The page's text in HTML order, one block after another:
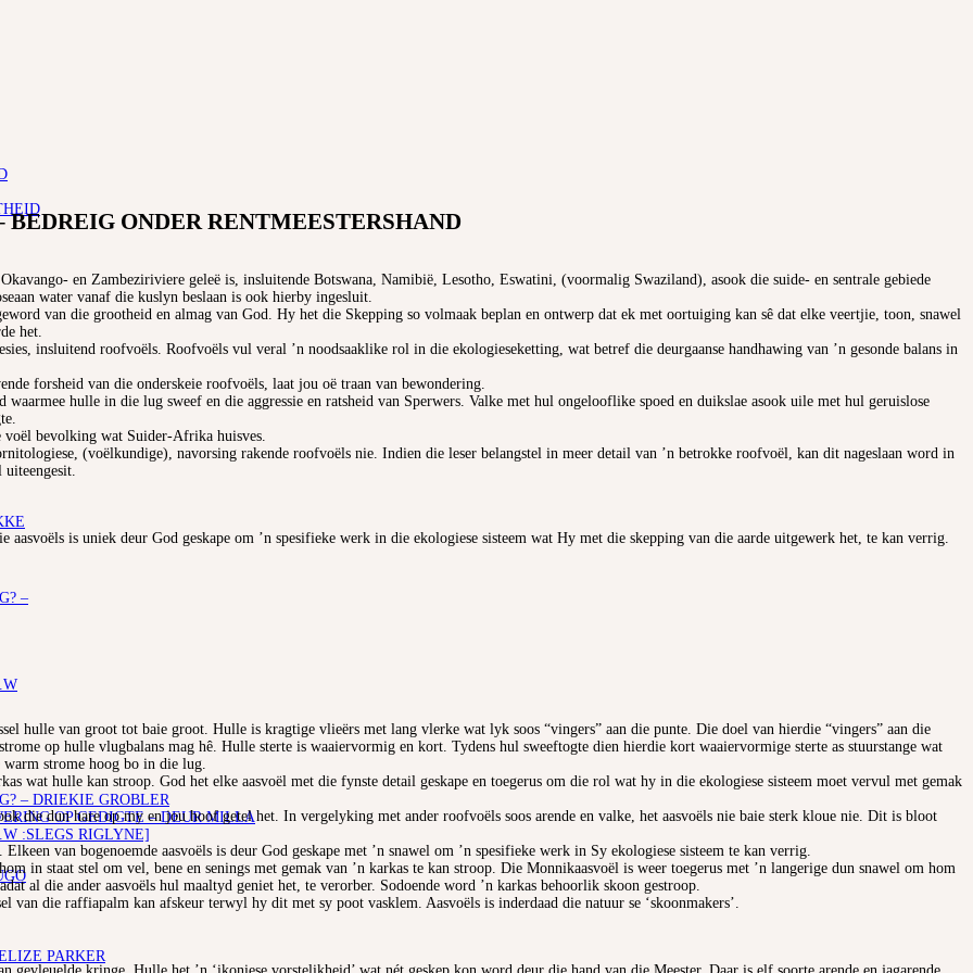
–
– DRIEKIE GROBLER
OP GEDIGTE – DEUR MILLA
:SLEGS RIGLYNE]
PARKER
ONDER RENTMEESTERSHAND
en Zambeziriviere geleë is, insluitende Botswana, Namibië, Lesotho, Eswatini, (voormalig Swaziland), asook die suide- en sentrale gebiede
water vanaf die kuslyn beslaan is ook hierby ingesluit.
van die grootheid en almag van God. Hy het die Skepping so volmaak beplan en ontwerp dat ek met oortuiging kan sê dat elke veertjie, toon, snawel
het.
insluitend roofvoëls. Roofvoëls vul veral ’n noodsaaklike rol in die ekologieseketting, wat betref die deurgaanse handhawing van ’n gesonde balans in
forsheid van die onderskeie roofvoëls, laat jou oë traan van bewondering.
hulle in die lug sweef en die aggressie en ratsheid van Sperwers. Valke met hul ongelooflike spoed en duikslae asook uile met hul geruislose
bevolking wat Suider-Afrika huisves.
(voëlkundige), navorsing rakende roofvoëls nie. Indien die leser belangstel in meer detail van ’n betrokke roofvoël, kan dit nageslaan word in
is uniek deur God geskape om ’n spesifieke werk in die ekologiese sisteem wat Hy met die skepping van die aarde uitgewerk het, te kan verrig.
hulle van groot tot baie groot. Hulle is kragtige vlieërs met lang vlerke wat lyk soos “vingers” aan die punte. Die doel van hierdie “vingers” aan die
op hulle vlugbalans mag hê. Hulle sterte is waaiervormig en kort. Tydens hul sweeftogte dien hierdie kort waaiervormige sterte as stuurstange wat
warm strome hoog bo in die lug.
wat hulle kan stroop. God het elke aasvoël met die fynste detail geskape en toegerus om die rol wat hy in die ekologiese sisteem moet vervul met gemak
die dun hare op my en jou hoof getel het. In vergelyking met ander roofvoëls soos arende en valke, het aasvoëls nie baie sterk kloue nie. Dit is bloot
van bogenoemde aasvoëls is deur God geskape met ’n snawel om ’n spesifieke werk in Sy ekologiese sisteem te kan verrig.
in staat stel om vel, bene en senings met gemak van ’n karkas te kan stroop. Die Monnikaasvoël is weer toegerus met ’n langerige dun snawel om hom
al die ander aasvoëls hul maaltyd geniet het, te verorber. Sodoende word ’n karkas behoorlik skoon gestroop.
van die raffiapalm kan afskeur terwyl hy dit met sy poot vasklem. Aasvoëls is inderdaad die natuur se ‘skoonmakers’.